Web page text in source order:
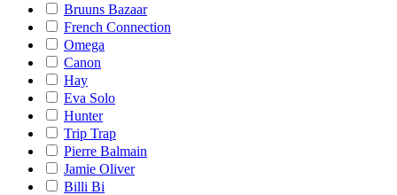
Bruuns Bazaar
French Connection
Omega
Canon
Hay
Eva Solo
Hunter
Trip Trap
Pierre Balmain
Jamie Oliver
Billi Bi